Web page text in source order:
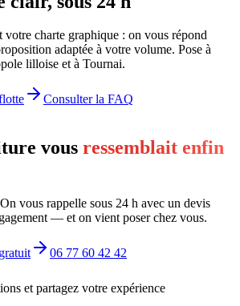
charte graphique : on vous répond
adaptée à votre volume. Pose à
lilloise et à Tournai.
Consulter la FAQ
vous ressemblait enfin
vous rappelle sous 24 h avec un devis
— et on vient poser chez vous.
06 77 60 42 42
et partagez votre expérience